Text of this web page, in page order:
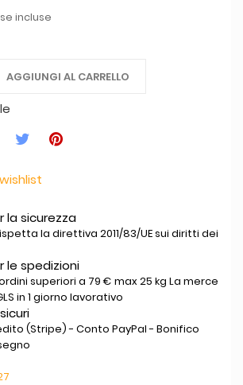
incluse
AGGIUNGI AL CARRELLO
la sicurezza
la direttiva 2011/83/UE sui diritti dei
le spedizioni
superiori a 79 € max 25 kg La merce
in 1 giorno lavorativo
(Stripe) - Conto PayPal - Bonifico